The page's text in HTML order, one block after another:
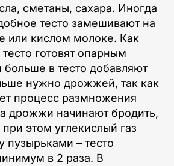
сметаны, сахара. Иногда
тесто замешивают на
или кислом молоке. Как
готовят опарным
в тесто добавляют
нужно дрожжей, так как
процесс размножения
дрожжи начинают бродить,
этом углекислый газ
пузырьками – тесто
в 2 раза. В